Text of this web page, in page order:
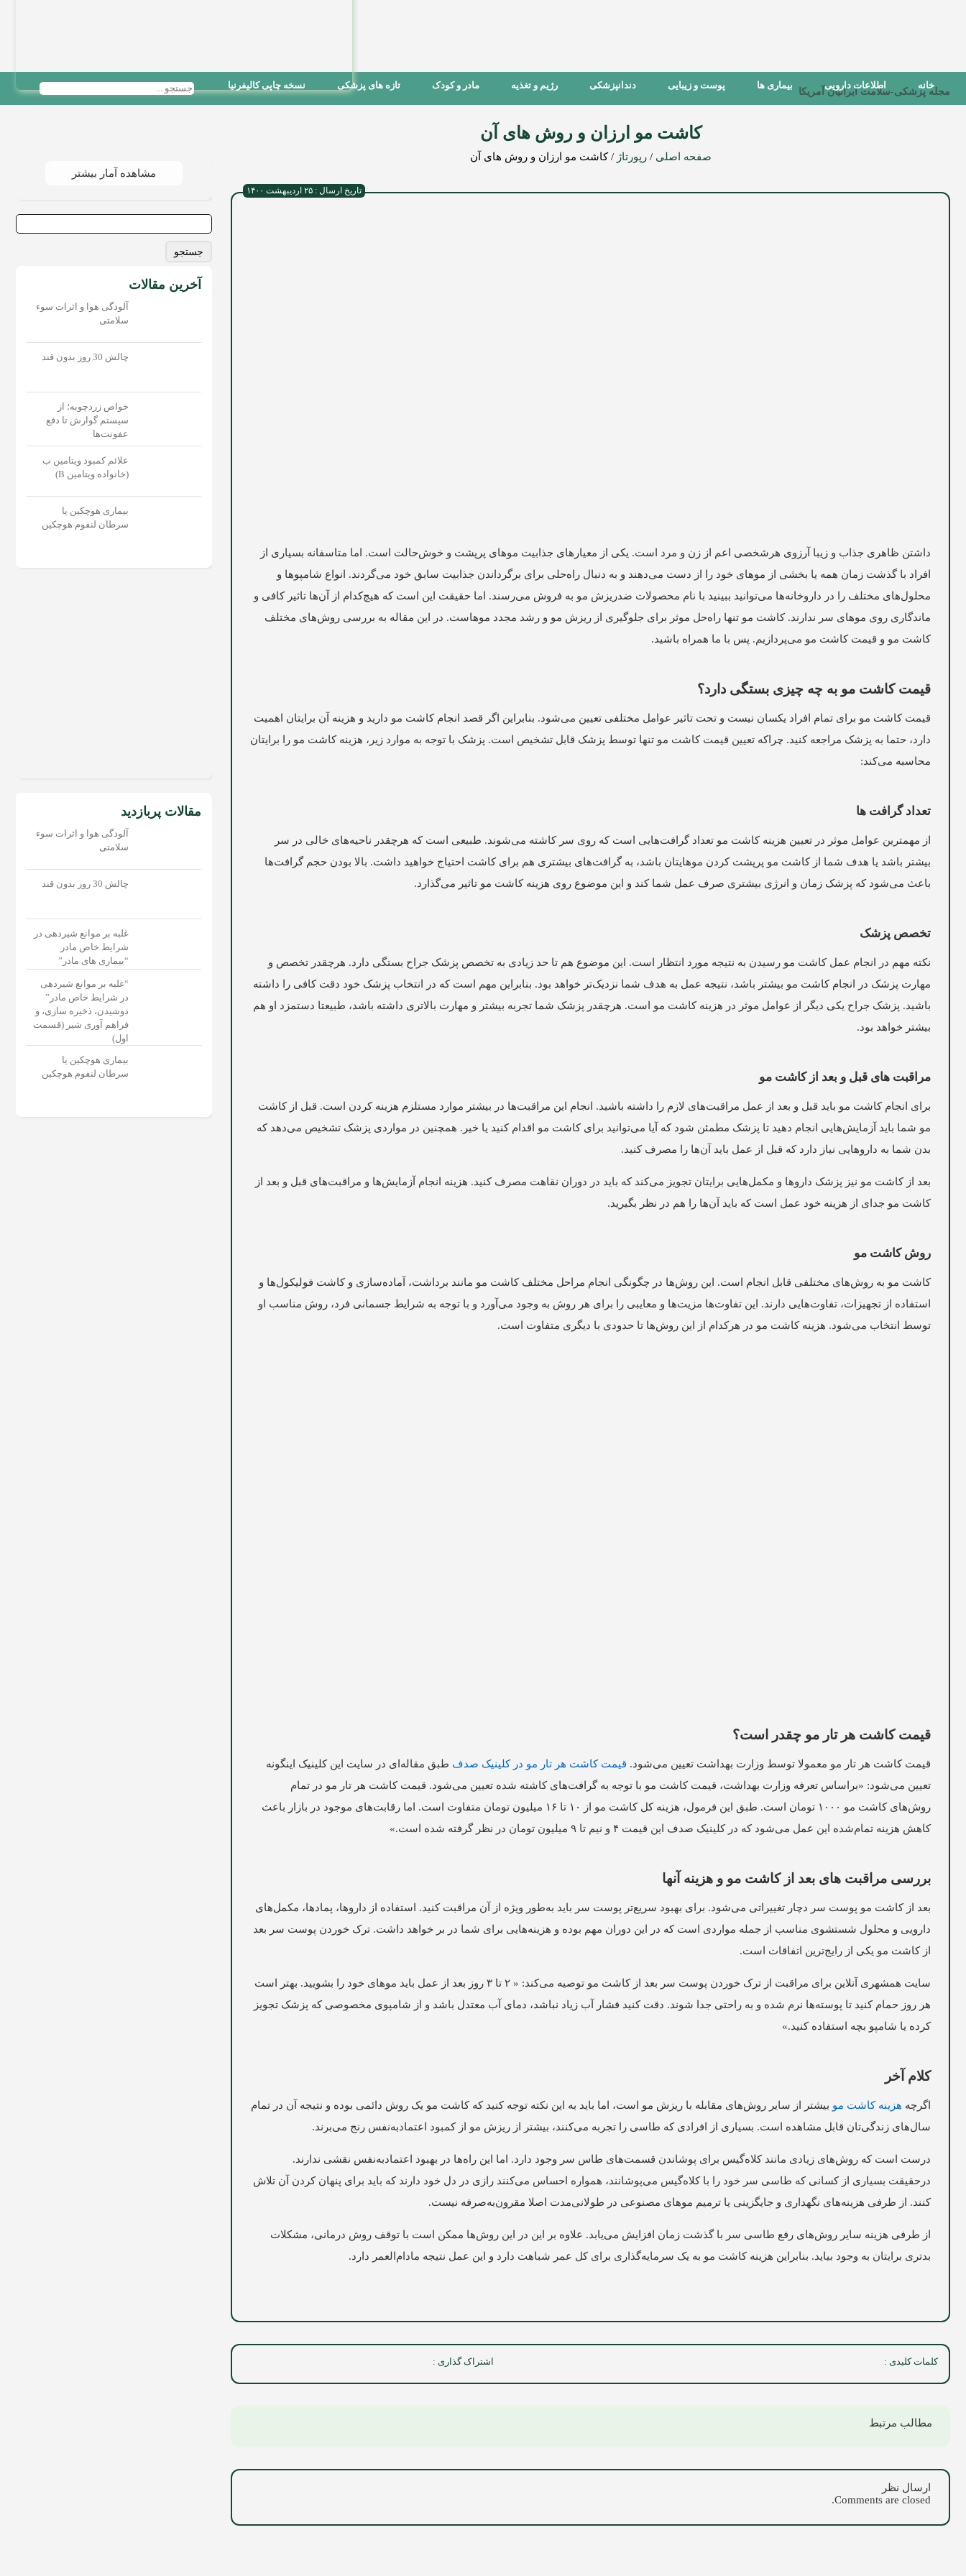
مجله پزشکی-سلامت ایرانیان آمریکا
خانه اطلاعات دارویی بیماری ها پوست و زیبایی دندانپزشکی رژیم و تغذیه مادر و کودک تازه های پزشکی نسخه چاپی کالیفرنیا
کاشت مو ارزان و روش های آن
صفحه اصلی /رپورتاژ /کاشت مو ارزان و روش های آن
تاریخ ارسال : ۲۵ اردیبهشت ۱۴۰۰
داشتن ظاهری جذاب و زیبا آرزوی هرشخصی اعم از زن و مرد است. یکی از معیارهای جذابیت موهای پرپشت و خوش‌حالت است. اما متاسفانه بسیاری از
افراد با گذشت زمان همه یا بخشی از موهای خود را از دست می‌دهند و به دنبال راه‌حلی برای برگرداندن جذابیت سابق خود می‌گردند. انواع شامپوها و
محلول‌های مختلف را در داروخانه‌ها می‌توانید ببینید با نام محصولات ضدریزش مو به فروش می‌رسند. اما حقیقت این است که هیچ‌کدام از آن‌ها تاثیر کافی و
ماندگاری روی موهای سر ندارند. کاشت مو تنها راه‌حل موثر برای جلوگیری از ریزش مو و رشد مجدد موهاست. در این مقاله به بررسی روش‌های مختلف
کاشت مو و قیمت کاشت مو می‌پردازیم. پس با ما همراه باشید.
قیمت کاشت مو به چه چیزی بستگی دارد؟
قیمت کاشت مو برای تمام افراد یکسان نیست و تحت تاثیر عوامل مختلفی تعیین می‌شود. بنابراین اگر قصد انجام کاشت مو دارید و هزینه آن برایتان اهمیت
دارد، حتما به پزشک مراجعه کنید. چراکه تعیین قیمت کاشت مو تنها توسط پزشک قابل تشخیص است. پزشک با توجه به موارد زیر، هزینه کاشت مو را برایتان
محاسبه می‌کند:
تعداد گرافت ها
از مهمترین عوامل موثر در تعیین هزینه کاشت مو تعداد گرافت‌هایی است که روی سر کاشته می‌شوند. طبیعی است که هرچقدر ناحیه‌های خالی در سر
بیشتر باشد یا هدف شما از کاشت مو پرپشت کردن موهایتان باشد، به گرافت‌های بیشتری هم برای کاشت احتیاج خواهید داشت. بالا بودن حجم گرافت‌ها
باعث می‌شود که پزشک زمان و انرژی بیشتری صرف عمل شما کند و این موضوع روی هزینه کاشت مو تاثیر می‌گذارد.
تخصص پزشک
نکته مهم در انجام عمل کاشت مو رسیدن به نتیجه مورد انتظار است. این موضوع هم تا حد زیادی به تخصص پزشک جراح بستگی دارد. هرچقدر تخصص و
مهارت پزشک در انجام کاشت مو بیشتر باشد، نتیجه عمل به هدف شما نزدیک‌تر خواهد بود. بنابراین مهم است که در انتخاب پزشک خود دقت کافی را داشته
باشید. پزشک جراح یکی دیگر از عوامل موثر در هزینه کاشت مو است. هرچقدر پزشک شما تجربه بیشتر و مهارت بالاتری داشته باشد، طبیعتا دستمزد او هم
بیشتر خواهد بود.
مراقبت های قبل و بعد از کاشت مو
برای انجام کاشت مو باید قبل و بعد از عمل مراقبت‌های لازم را داشته باشید. انجام این مراقبت‌ها در بیشتر موارد مستلزم هزینه کردن است. قبل از کاشت
مو شما باید آزمایش‌هایی انجام دهید تا پزشک مطمئن شود که آیا می‌توانید برای کاشت مو اقدام کنید یا خیر. همچنین در مواردی پزشک تشخیص می‌دهد که
بدن شما به داروهایی نیاز دارد که قبل از عمل باید آن‌ها را مصرف کنید.
بعد از کاشت مو نیز پزشک داروها و مکمل‌هایی برایتان تجویز می‌کند که باید در دوران نقاهت مصرف کنید. هزینه انجام آزمایش‌ها و مراقبت‌های قبل و بعد از
کاشت مو جدای از هزینه خود عمل است که باید آن‌ها را هم در نظر بگیرید.
روش کاشت مو
کاشت مو به روش‌های مختلفی قابل انجام است. این روش‌ها در چگونگی انجام مراحل مختلف کاشت مو مانند برداشت، آماده‌سازی و کاشت فولیکول‌ها و
استفاده از تجهیزات، تفاوت‌هایی دارند. این تفاوت‌ها مزیت‌ها و معایبی را برای هر روش به وجود می‌آورد و با توجه به شرایط جسمانی فرد، روش مناسب او
توسط انتخاب می‌شود. هزینه کاشت مو در هرکدام از این روش‌ها تا حدودی با دیگری متفاوت است.
قیمت کاشت هر تار مو چقدر است؟
قیمت کاشت هر تار مو معمولا توسط وزارت بهداشت تعیین می‌شود. قیمت کاشت هر تار مو در کلینیک صدف طبق مقاله‌ای در سایت این کلینیک اینگونه
تعیین می‌شود: «براساس تعرفه وزارت بهداشت، قیمت کاشت مو با توجه به گرافت‌های کاشته شده تعیین می‌شود. قیمت کاشت هر تار مو در تمام
روش‌های کاشت مو ۱۰۰۰ تومان است. طبق این فرمول، هزینه کل کاشت مو از ۱۰ تا ۱۶ میلیون تومان متفاوت است. اما رقابت‌های موجود در بازار باعث
کاهش هزینه تمام‌شده این عمل می‌شود که در کلینیک صدف این قیمت ۴ و نیم تا ۹ میلیون تومان در نظر گرفته شده است.»
بررسی مراقبت های بعد از کاشت مو و هزینه آنها
بعد از کاشت مو پوست سر دچار تغییراتی می‌شود. برای بهبود سریع‌تر پوست سر باید به‌طور ویژه از آن مراقبت‌ کنید. استفاده از داروها، پمادها، مکمل‌های
دارویی و محلول شستشوی مناسب از جمله مواردی است که در این دوران مهم بوده و هزینه‌هایی برای شما در بر خواهد داشت. ترک خوردن پوست سر بعد
از کاشت مو یکی از رایج‌ترین اتفاقات است.
سایت همشهری آنلاین برای مراقبت از ترک خوردن پوست سر بعد از کاشت مو توصیه می‌کند: « ۲ تا ۳ روز بعد از عمل باید موهای خود را بشویید. بهتر است
هر روز حمام کنید تا پوسته‌ها نرم شده و به راحتی جدا شوند. دقت کنید فشار آب زیاد نباشد، دمای آب معتدل باشد و از شامپوی مخصوصی که پزشک تجویز
کرده یا شامپو بچه استفاده کنید.»
کلام آخر
اگرچه هزینه کاشت مو بیشتر از سایر روش‌های مقابله با ریزش مو است، اما باید به این نکته توجه کنید که کاشت مو یک روش دائمی بوده و نتیجه آن در تمام
سال‌های زندگی‌تان قابل مشاهده است. بسیاری از افرادی که طاسی را تجربه می‌کنند، بیشتر از ریزش مو از کمبود اعتمادبه‌نفس رنج می‌برند.
درست است که روش‌های زیادی مانند کلاه‌گیس برای پوشاندن قسمت‌های طاس سر وجود دارد. اما این راه‌ها در بهبود اعتمادبه‌نفس نقشی ندارند.
درحقیقت بسیاری از کسانی که طاسی سر خود را با کلاه‌گیس می‌پوشانند، همواره احساس می‌کنند رازی در دل خود دارند که باید برای پنهان کردن آن تلاش
کنند. از طرفی هزینه‌های نگهداری و جایگزینی یا ترمیم موهای مصنوعی در طولانی‌مدت اصلا مقرون‌به‌صرفه نیست.
از طرفی هزینه سایر روش‌های رفع طاسی سر با گذشت زمان افزایش می‌یابد. علاوه بر این در این روش‌ها ممکن است با توقف روش درمانی، مشکلات
بدتری برایتان به وجود بیاید. بنابراین هزینه کاشت مو به یک سرمایه‌گذاری برای کل عمر شباهت دارد و این عمل نتیجه مادام‌العمر دارد.
کلمات کلیدی : اشتراک گذاری :
مطالب مرتبط
ارسال نظر
Comments are closed.
مشاهده آمار بیشتر
جستجو
برای:
آخرین مقالات
آلودگی هوا و اثرات سوء
سلامتی
چالش 30 روز بدون قند
خواص زردچوبه؛ از
سیستم گوارش تا دفع
عفونت‌‌ها
علائم کمبود ویتامین ب
(خانواده ویتامین B)
بیماری هوچکین یا
سرطان لنفوم هوچکین
مقالات پربازدید
آلودگی هوا و اثرات سوء
سلامتی
چالش 30 روز بدون قند
غلبه بر موانع شیردهی در
شرایط خاص مادر
“بیماری های مادر”
“غلبه بر موانع شیردهی
در شرایط خاص مادر”
دوشیدن، ذخیره سازی، و
فراهم آوری شیر (قسمت
اول)
بیماری هوچکین یا
سرطان لنفوم هوچکین